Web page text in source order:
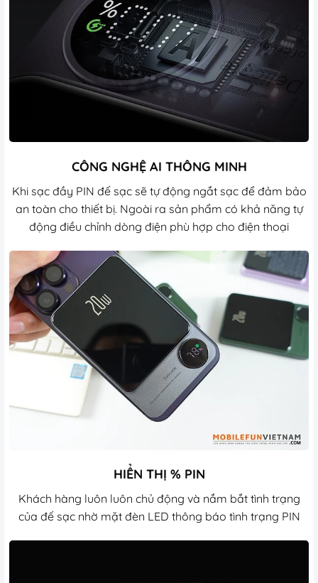
CÔNG NGHỆ AI THÔNG MINH
Khi sạc đầy PIN đế sạc sẽ tự động ngắt sạc để đảm bảo
an toàn cho thiết bị. Ngoài ra sản phẩm có khả năng tự
động điều chỉnh dòng điện phù hợp cho điện thoại
HIỂN THỊ % PIN
Khách hàng luôn luôn chủ động và nắm bắt tình trạng
của đế sạc nhờ mặt đèn LED thông báo tình trạng PIN